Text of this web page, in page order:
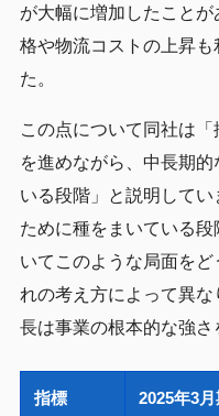
が大幅に増加したこと
格や物流コストの上昇
た。
この点について同社は
を進めながら、中長期
いる段階」と説明して
ために種をまいている
いてこのような局面を
れの考え方によって異
長は事業の根本的な強さ
指標 2025年3月